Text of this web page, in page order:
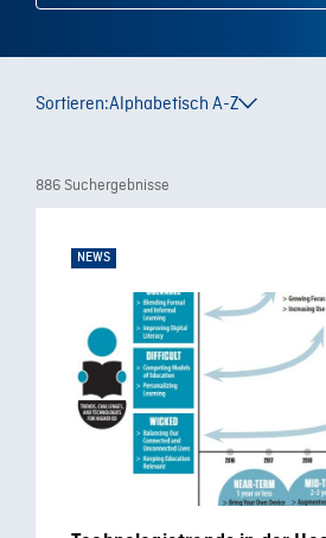
Sortieren:Alphabetisch A-Z
886 Suchergebnisse
NEWS